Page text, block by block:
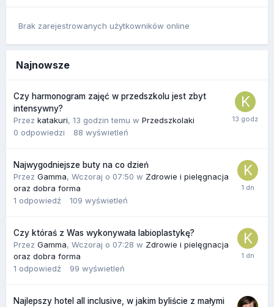
Brak zarejestrowanych użytkowników online
Najnowsze
Czy harmonogram zajęć w przedszkolu jest zbyt
intensywny?
Przez katakuri, 13 godzin temu w Przedszkolaki
0 odpowiedzi 88 wyświetleń
Najwygodniejsze buty na co dzień
Przez Gamma, Wczoraj o 07:50 w Zdrowie i pielęgnacja
oraz dobra forma
1 odpowiedź 109 wyświetleń
Czy któraś z Was wykonywała labioplastykę?
Przez Gamma, Wczoraj o 07:28 w Zdrowie i pielęgnacja
oraz dobra forma
1 odpowiedź 99 wyświetleń
Najlepszy hotel all inclusive, w jakim byliście z małymi